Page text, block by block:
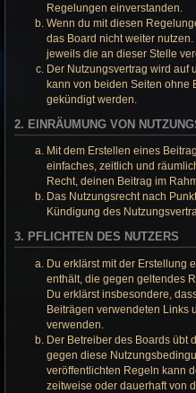
Regelungen einverstanden.
Wenn du mit diesen
das Board nicht weiter
jeweils die an dieser Stelle
Der Nutzungsvertrag wird auf
kann von beiden Seiten ohne
gekündigt werden.
2. EINRÄUMUNG VON
Mit dem Erstellen eines
einfaches, zeitlich und
Recht, deinen Beitrag im
Das Nutzungsrecht nach
Kündigung des
3. PFLICHTEN DES NUTZERS
Du erklärst mit der Erstellung
enthält, die gegen geltendes
Du erklärst insbesondere,
Beiträgen verwendeten Links
verwenden.
Der Betreiber des Boards übt
gegen diese
veröffentlichten Regeln kann
zeitweise oder dauerhaft von